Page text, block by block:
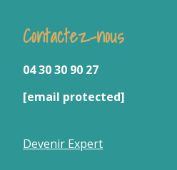
Contactez-nous
04 30 30 90 27
[email protected]
Devenir Expert